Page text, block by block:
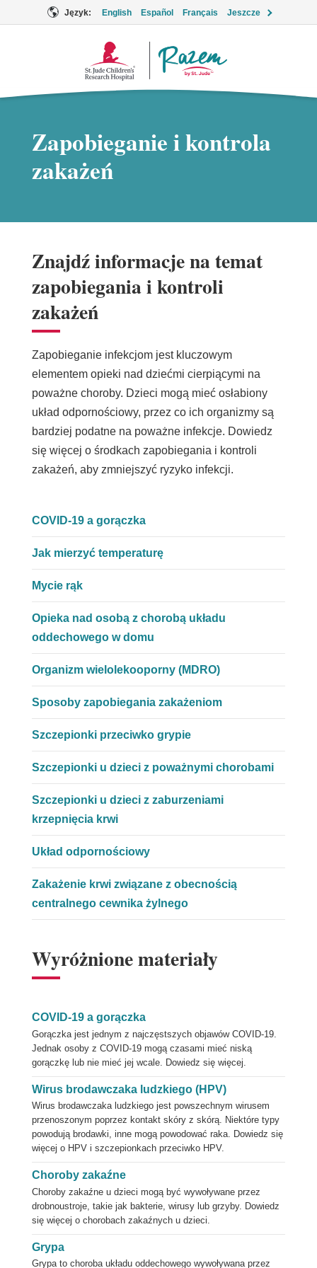
Język: English Español Français Jeszcze
Logo
Zapobieganie i kontrola
zakażeń
Znajdź informacje na temat
zapobiegania i kontroli
zakażeń
Zapobieganie infekcjom jest kluczowym
elementem opieki nad dziećmi cierpiącymi na
poważne choroby. Dzieci mogą mieć osłabiony
układ odpornościowy, przez co ich organizmy są
bardziej podatne na poważne infekcje. Dowiedz
się więcej o środkach zapobiegania i kontroli
zakażeń, aby zmniejszyć ryzyko infekcji.
COVID-19 a gorączka
Jak mierzyć temperaturę
Mycie rąk
Opieka nad osobą z chorobą układu
oddechowego w domu
Organizm wielolekooporny (MDRO)
Sposoby zapobiegania zakażeniom
Szczepionki przeciwko grypie
Szczepionki u dzieci z poważnymi chorobami
Szczepionki u dzieci z zaburzeniami
krzepnięcia krwi
Układ odpornościowy
Zakażenie krwi związane z obecnością
centralnego cewnika żylnego
Wyróżnione materiały
COVID-19 a gorączka
Gorączka jest jednym z najczęstszych objawów COVID-19.
Jednak osoby z COVID-19 mogą czasami mieć niską
gorączkę lub nie mieć jej wcale. Dowiedz się więcej.
Wirus brodawczaka ludzkiego (HPV)
Wirus brodawczaka ludzkiego jest powszechnym wirusem
przenoszonym poprzez kontakt skóry z skórą. Niektóre typy
powodują brodawki, inne mogą powodować raka. Dowiedz się
więcej o HPV i szczepionkach przeciwko HPV.
Choroby zakaźne
Choroby zakaźne u dzieci mogą być wywoływane przez
drobnoustroje, takie jak bakterie, wirusy lub grzyby. Dowiedz
się więcej o chorobach zakaźnych u dzieci.
Grypa
Grypa to choroba układu oddechowego wywoływana przez